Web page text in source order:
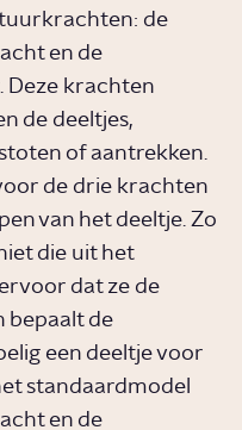
de
en de
Deze krachten
de deeltjes,
of aantrekken.
de drie krachten
van het deeltje. Zo
die uit het
dat ze de
bepaalt de
een deeltje voor
standaardmodel
en de